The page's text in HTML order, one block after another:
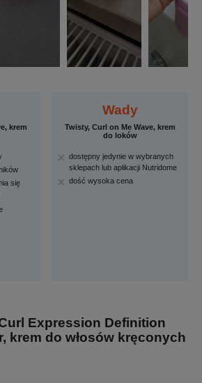
krem
się
Wady
Twisty, Curl on Me Wave, krem
do loków
dostępny jedynie w wybranych
sklepach lub aplikacji Nutridome
dość wysoka cena
Curl Expression Definition
krem do włosów kręconych